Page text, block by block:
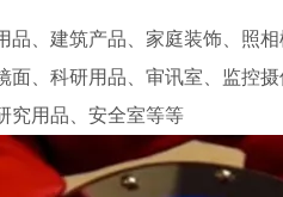
品、建筑产品、家庭装饰、照相
面、科研用品、审讯室、监控
究用品、安全室等等